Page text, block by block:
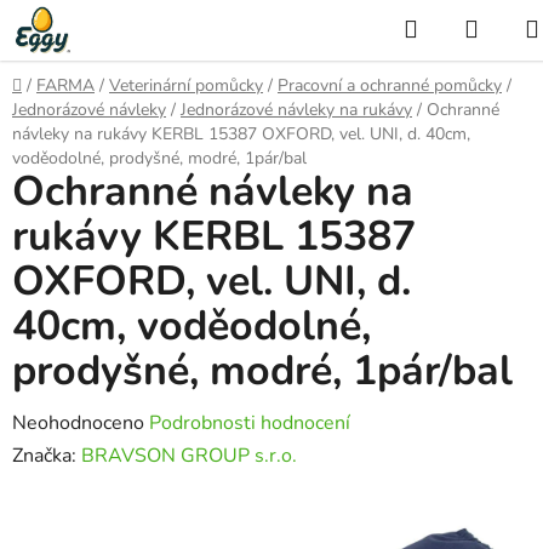
Přejít
na
obsah
Hledat
Domů
/ FARMA / Veterinární pomůcky / Pracovní a ochranné pomůcky /
Jednorázové návleky / Jednorázové návleky na rukávy / Ochranné
návleky na rukávy KERBL 15387 OXFORD, vel. UNI, d. 40cm,
voděodolné, prodyšné, modré, 1pár/bal
Ochranné návleky na
rukávy KERBL 15387
OXFORD, vel. UNI, d.
40cm, voděodolné,
prodyšné, modré, 1pár/bal
Průměrné
hodnocení
Neohodnoceno Podrobnosti hodnocení
Značka: BRAVSON GROUP s.r.o.